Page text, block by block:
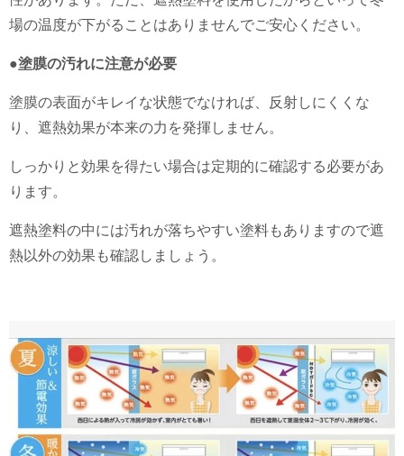
場の温度が下がることはありませんでご安心ください。
●塗膜の汚れに注意が必要
塗膜の表面がキレイな状態でなければ、反射しにくくな
り、 遮熱効果が本来の力を発揮しません。
しっかりと効果を得たい場合は定期的に確認する必要があ
ります。
遮熱塗料の中には汚れが落ちやすい塗料もありますので遮
熱以外の効果も確認しましょう。